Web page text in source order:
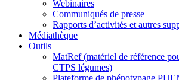
Webinaires
Communiqués de presse
Rapports d’activités et autres
Médiathèque
Outils
MatRef (matériel de référence
CTPS légumes)
Plateforme de phénotypage